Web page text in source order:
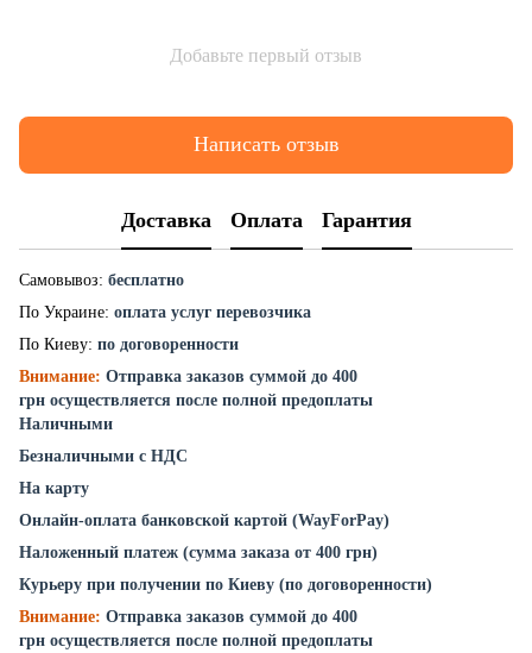
Добавьте первый отзыв
Написать отзыв
Доставка Оплата Гарантия
Самовывоз: бесплатно
По Украине: оплата услуг перевозчика
По Киеву: по договоренности
Внимание: Отправка заказов суммой до 400
грн осуществляется после полной предоплаты
Наличными
Безналичными с НДС
На карту
Онлайн-оплата банковской картой (WayForPay)
Наложенный платеж (сумма заказа от 400 грн)
Курьеру при получении по Киеву (по договоренности)
Внимание: Отправка заказов суммой до 400
грн осуществляется после полной предоплаты